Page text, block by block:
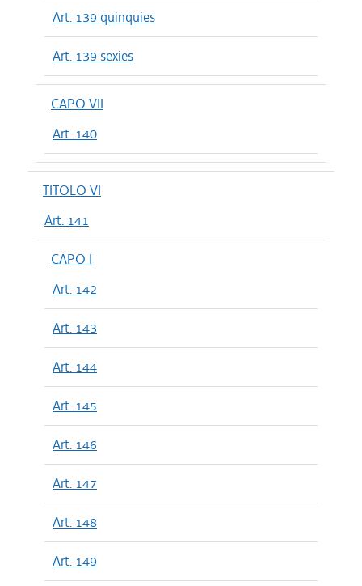
Art. 139 quinquies
Art. 139 sexies
CAPO VII
Art. 140
TITOLO VI
Art. 141
CAPO I
Art. 142
Art. 143
Art. 144
Art. 145
Art. 146
Art. 147
Art. 148
Art. 149